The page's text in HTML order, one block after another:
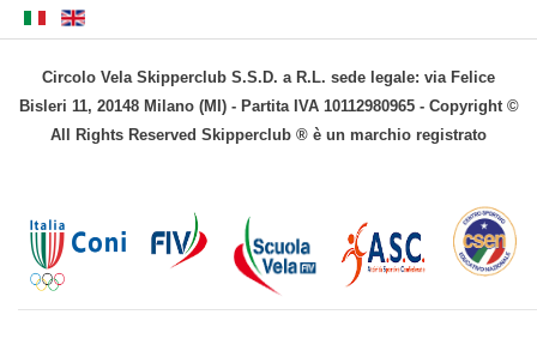
Circolo Vela Skipperclub S.S.D. a R.L. sede legale: via Felice
Bisleri 11, 20148 Milano (MI) - Partita IVA 10112980965 - Copyright ©
All Rights Reserved Skipperclub ® è un marchio registrato